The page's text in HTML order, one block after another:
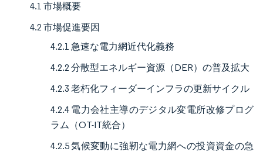
4.1 市場概要
4.2 市場促進要因
4.2.1 急速な電力網近代化義務
4.2.2 分散型エネルギー資源（DER）の普及拡大
4.2.3 老朽化フィーダーインフラの更新サイクル
4.2.4 電力会社主導のデジタル変電所改修プログ
ラム（OT-IT統合）
4.2.5 気候変動に強靭な電力網への投資資金の急